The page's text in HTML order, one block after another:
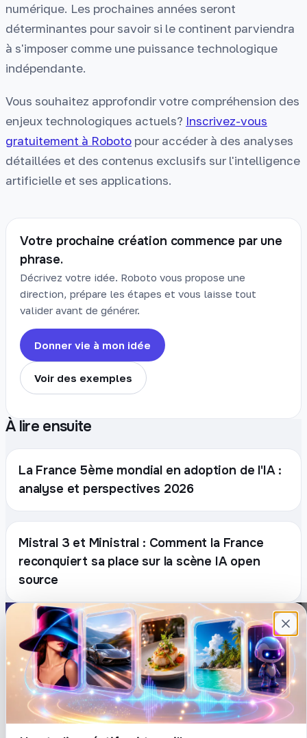
numérique. Les prochaines années seront
déterminantes pour savoir si le continent parviendra
à s'imposer comme une puissance technologique
indépendante.
Vous souhaitez approfondir votre compréhension des
enjeux technologiques actuels? Inscrivez-vous
gratuitement à Roboto pour accéder à des analyses
détaillées et des contenus exclusifs sur l'intelligence
artificielle et ses applications.
Votre prochaine création commence par une
phrase.
Décrivez votre idée. Roboto vous propose une
direction, prépare les étapes et vous laisse tout
valider avant de générer.
Donner vie à mon idée
Voir des exemples
À lire ensuite
La France 5ème mondial en adoption de l'IA :
analyse et perspectives 2026
Mistral 3 et Ministral : Comment la France
reconquiert sa place sur la scène IA open
source
Plateforme française de création de
contenu avec l’IA. Demandez, Roboto crée.
DÉCOUVRIR
Prompts
Blog
COMPTE
Connexion
Créer un compte